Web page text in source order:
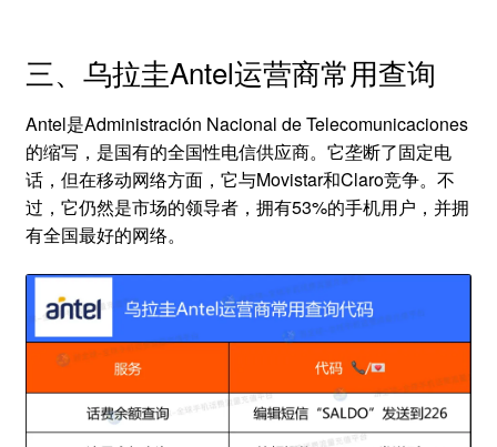
三、乌拉圭Antel运营商常用查询
Antel是Administración Nacional de Telecomunicaciones
的缩写，是国有的全国性电信供应商。它垄断了固定电
话，但在移动网络方面，它与Movistar和Claro竞争。不
过，它仍然是市场的领导者，拥有53%的手机用户，并拥
有全国最好的网络。